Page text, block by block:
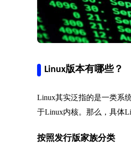
Linux版本有哪些？
Linux其实泛指的是一类系
于Linux内核。那么，具体
按照发行版家族分类